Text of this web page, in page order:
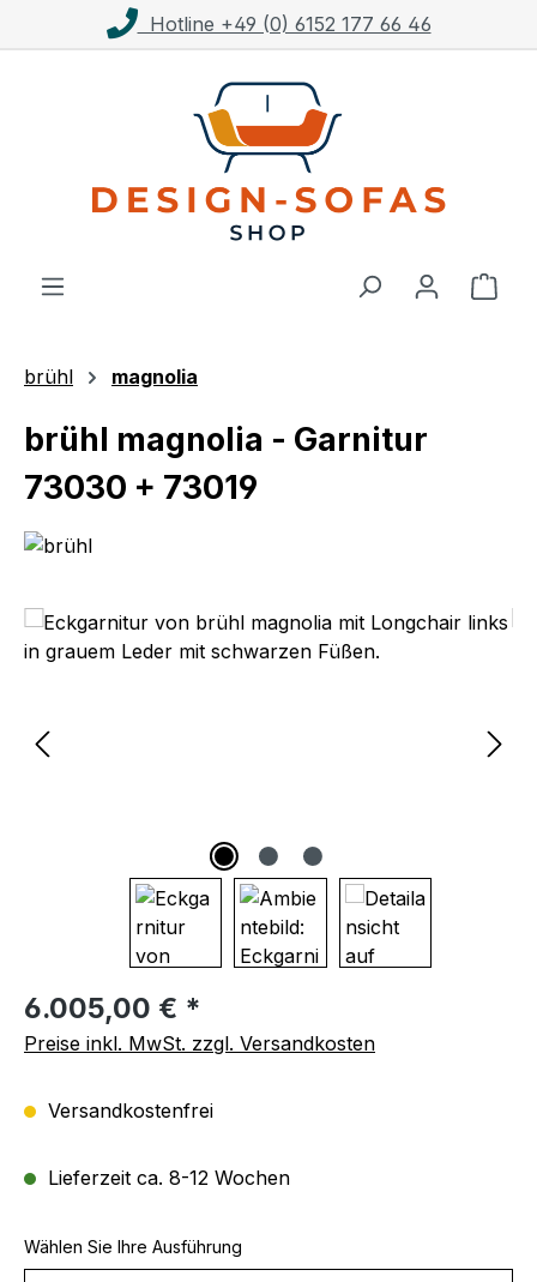
Zum Hauptinhalt springenKostenloser Versand ab 1.000€**
brühl magnolia
brühl magnolia - Garnitur
73030 + 73019
Bildergalerie überspringen
Regulärer Preis:
6.005,00 € *
Preise inkl. MwSt. zzgl. Versandkosten
Versandkostenfrei
Lieferzeit ca. 8-12 Wochen
Wählen Sie Ihre Ausführung